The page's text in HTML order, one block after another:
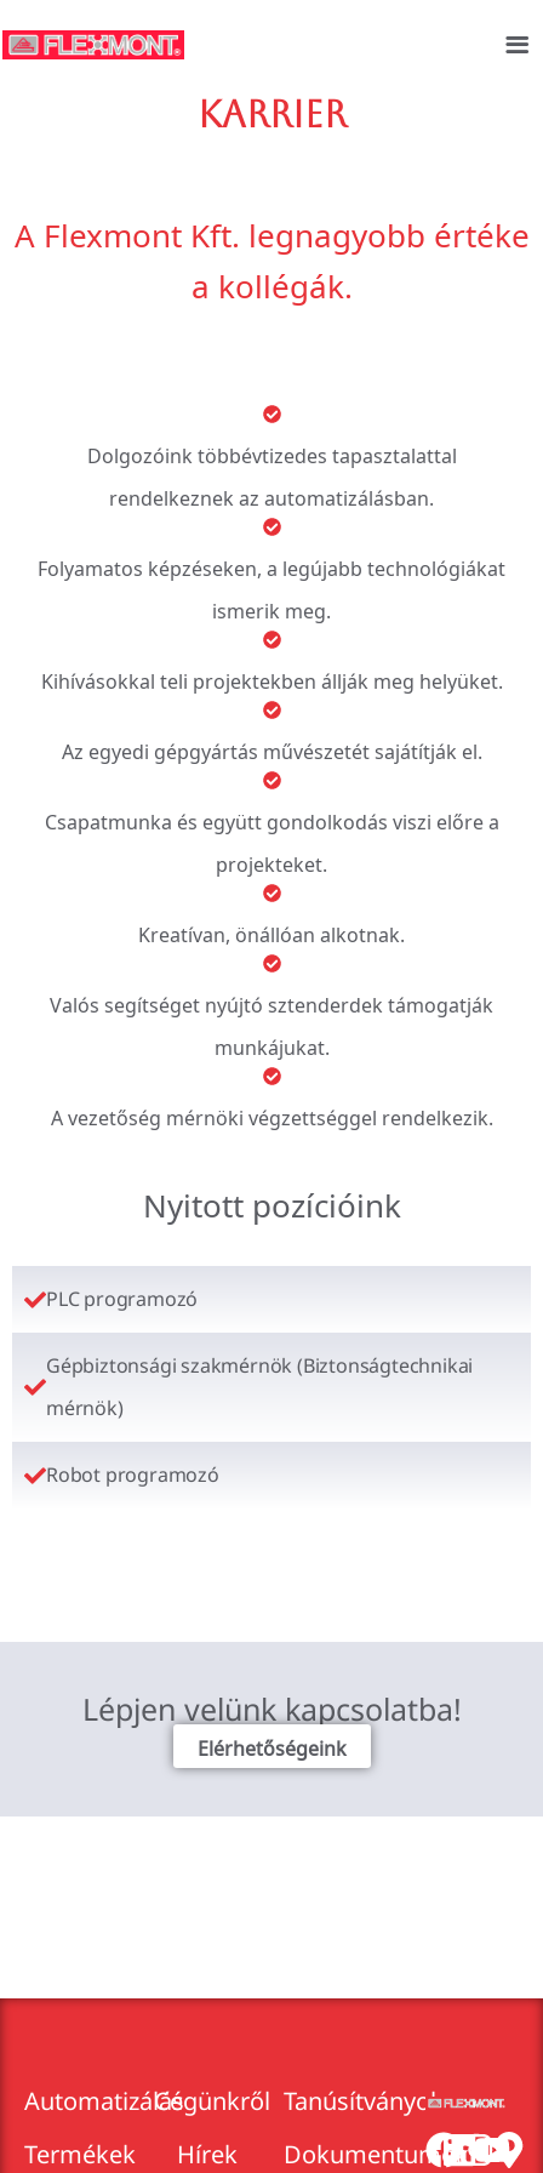
Karrier
A Flexmont Kft. legnagyobb értéke
a kollégák.
Dolgozóink többévtizedes tapasztalattal
rendelkeznek az automatizálásban.
Folyamatos képzéseken, a legújabb technológiákat
ismerik meg.
Kihívásokkal teli projektekben állják meg helyüket.
Az egyedi gépgyártás művészetét sajátítják el.
Csapatmunka és együtt gondolkodás viszi előre a
projekteket.
Kreatívan, önállóan alkotnak.
Valós segítséget nyújtó sztenderdek támogatják
munkájukat.
A vezetőség mérnöki végzettséggel rendelkezik.
Nyitott pozícióink
PLC programozó
Gépbiztonsági szakmérnök (Biztonságtechnikai
mérnök)
Robot programozó
Lépjen velünk kapcsolatba!
Elérhetőségeink
Automatizálás
Termékek
Cégünkről
Hírek
Tanúsítványok
Dokumentumok